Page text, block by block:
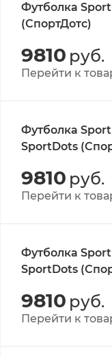
Футболка
(СпортДотс)
9810 руб.
Перейти к
Футболка
SportDots
9810 руб.
Перейти к
Футболка
SportDots
9810 руб.
Перейти к